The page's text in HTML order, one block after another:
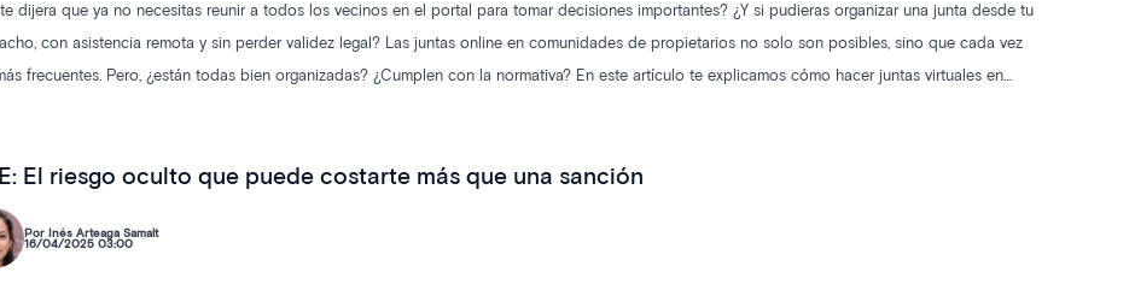
dijera que ya no necesitas reunir a todos los vecinos en el portal para tomar decisiones importantes? ¿Y si pudieras organizar una junta desde tu
con asistencia remota y sin perder validez legal? Las juntas online en comunidades de propietarios no solo son posibles, sino que cada vez
frecuentes. Pero, ¿están todas bien organizadas? ¿Cumplen con la normativa? En este artículo te explicamos cómo hacer juntas virtuales en
El riesgo oculto que puede costarte más que una sanción
Por Inés Arteaga Samalt
16/04/2025 03:00